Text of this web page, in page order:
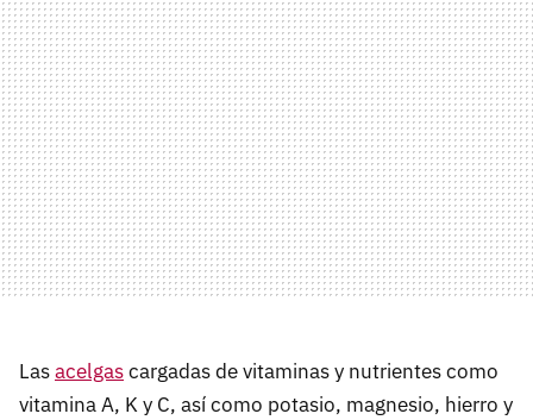
Lasacelgascargadas de vitaminas y nutrientes como
vitamina A, K y C, así como potasio, magnesio, hierro y